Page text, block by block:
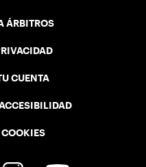
ÁRBITROS
CUENTA
COOKIES